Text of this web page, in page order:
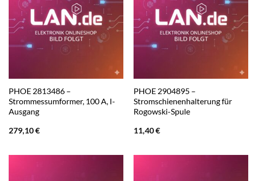
PHOE 2813486 –
Strommessumformer, 100 A, I-
Ausgang
279,10€
PHOE 2904895 –
Stromschienenhalterung für
Rogowski-Spule
11,40€